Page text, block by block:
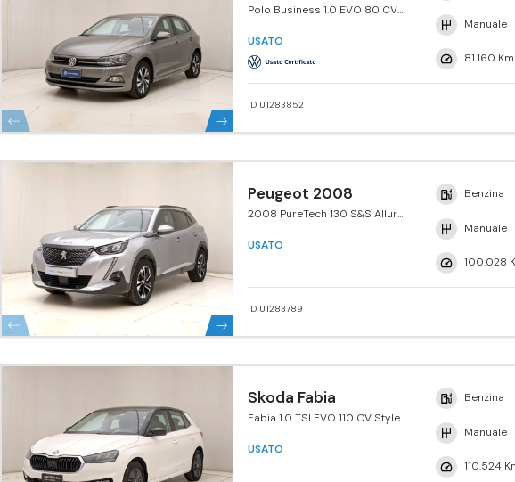
Polo Business 1.0 EVO 80 CV
Tech.
USATO
Manuale
81.160 Km
ID U1283852
Peugeot 2008
2008 PureTech 130 S&S Allure
USATO
Benzina
Manuale
100.028
ID U1283789
Skoda Fabia
Fabia 1.0 TSI EVO 110 CV Style
USATO
Benzina
Manuale
110.524